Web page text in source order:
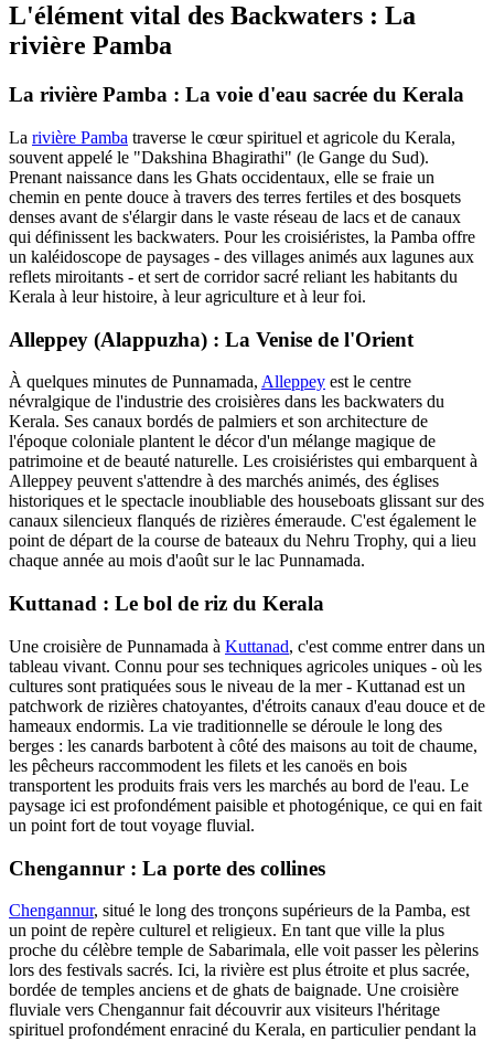
L'élément vital des Backwaters : La
rivière Pamba
La rivière Pamba : La voie d'eau sacrée du Kerala
La rivière Pamba traverse le cœur spirituel et agricole du Kerala,
souvent appelé le "Dakshina Bhagirathi" (le Gange du Sud).
Prenant naissance dans les Ghats occidentaux, elle se fraie un
chemin en pente douce à travers des terres fertiles et des bosquets
denses avant de s'élargir dans le vaste réseau de lacs et de canaux
qui définissent les backwaters. Pour les croisiéristes, la Pamba offre
un kaléidoscope de paysages - des villages animés aux lagunes aux
reflets miroitants - et sert de corridor sacré reliant les habitants du
Kerala à leur histoire, à leur agriculture et à leur foi.
Alleppey (Alappuzha) : La Venise de l'Orient
À quelques minutes de Punnamada, Alleppey est le centre
névralgique de l'industrie des croisières dans les backwaters du
Kerala. Ses canaux bordés de palmiers et son architecture de
l'époque coloniale plantent le décor d'un mélange magique de
patrimoine et de beauté naturelle. Les croisiéristes qui embarquent à
Alleppey peuvent s'attendre à des marchés animés, des églises
historiques et le spectacle inoubliable des houseboats glissant sur des
canaux silencieux flanqués de rizières émeraude. C'est également le
point de départ de la course de bateaux du Nehru Trophy, qui a lieu
chaque année au mois d'août sur le lac Punnamada.
Kuttanad : Le bol de riz du Kerala
Une croisière de Punnamada à Kuttanad, c'est comme entrer dans un
tableau vivant. Connu pour ses techniques agricoles uniques - où les
cultures sont pratiquées sous le niveau de la mer - Kuttanad est un
patchwork de rizières chatoyantes, d'étroits canaux d'eau douce et de
hameaux endormis. La vie traditionnelle se déroule le long des
berges : les canards barbotent à côté des maisons au toit de chaume,
les pêcheurs raccommodent les filets et les canoës en bois
transportent les produits frais vers les marchés au bord de l'eau. Le
paysage ici est profondément paisible et photogénique, ce qui en fait
un point fort de tout voyage fluvial.
Chengannur : La porte des collines
Chengannur, situé le long des tronçons supérieurs de la Pamba, est
un point de repère culturel et religieux. En tant que ville la plus
proche du célèbre temple de Sabarimala, elle voit passer les pèlerins
lors des festivals sacrés. Ici, la rivière est plus étroite et plus sacrée,
bordée de temples anciens et de ghats de baignade. Une croisière
fluviale vers Chengannur fait découvrir aux visiteurs l'héritage
spirituel profondément enraciné du Kerala, en particulier pendant la